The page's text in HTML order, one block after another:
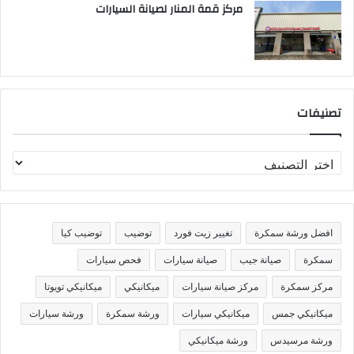
مركز قمة المنار لصيانة السيارات
تصنيفات
ص
ن
ف
ا
افضل ورشة سمكرة تغيير زيت فورد توضيب توضيب كيا
سمكرة صيانة جيب صيانة سيارات فحص سيارات
مركز سمكرة مركز صيانة سيارات ميكانيكي ميكانيكي تويوتا
ميكانيكي جمس ميكانيكي سيارات ورشة سمكرة ورشة سيارات
ورشة مرسيدس ورشة ميكانيكي